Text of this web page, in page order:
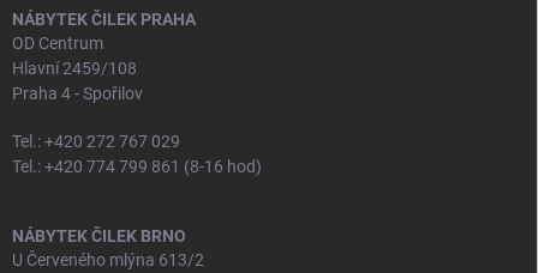
NÁBYTEK ČILEK PRAHA
OD Centrum
Hlavní 2459/108
Praha 4 - Spořilov
Tel.: +420 272 767 029
Tel.: +420 774 799 861 (8-16 hod)
NÁBYTEK ČILEK BRNO
U Červeného mlýna 613/2